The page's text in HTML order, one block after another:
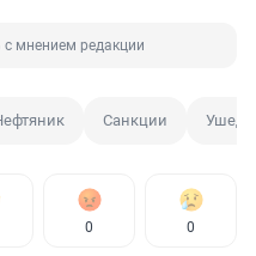
мнением редакции
Санкции
0 0